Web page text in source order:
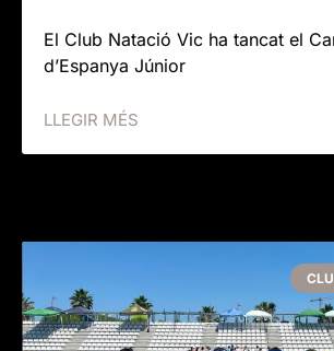
El Club Natació Vic ha tancat el
d’Espanya Júnior
LLEGIR MÉS